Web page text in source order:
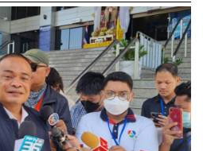
2525 เริ่มเห็นรอยปริแห่งความ
กับพลเอก อาทิตย์ และมาขัดแย้ง
าทในปี 2527 ซึ่งพลเอก อาทิตย์
รลดค่าเงินบาทของพลเอก เปรม
ธร, 2549, 142-145)
เกิดเหตุการณ์ก่อรัฐประหารขึ้น